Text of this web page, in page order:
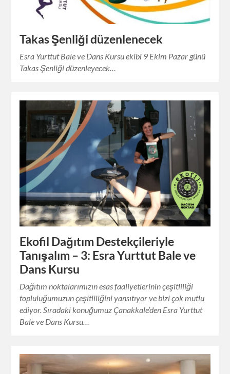
Takas Şenliği düzenlenecek
Esra Yurttut Bale ve Dans Kursu ekibi 9 Ekim Pazar günü
Takas Şenliği düzenleyecek…
Ekofil Dağıtım Destekçileriyle
Tanışalım – 3: Esra Yurttut Bale ve
Dans Kursu
Dağıtım noktalarımızın esas faaliyetlerinin çeşitliliği
topluluğumuzun çeşitliliğini yansıtıyor ve bizi çok mutlu
ediyor. Sıradaki konuğumuz Çanakkale’den Esra Yurttut
Bale ve Dans Kursu…